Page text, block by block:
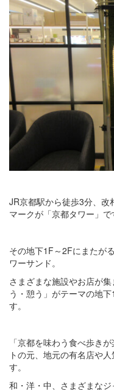
JR京都駅から徒歩3分、改
マークが「京都タワー」で
その地下1F～2Fにまたが
ワーサンド。
さまざまな施設やお店が
う・憩う」がテーマの地
す。
「京都を味わう食べ歩き
トの元、地元の有名店や
す。
和・洋・中、さまざまなジ